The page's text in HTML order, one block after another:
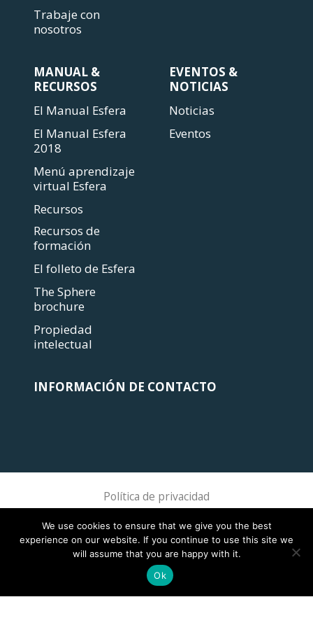
Trabaje con
nosotros
MANUAL &
RECURSOS
El Manual Esfera
El Manual Esfera
2018
Menú aprendizaje
virtual Esfera
Recursos
Recursos de
formación
El folleto de Esfera
The Sphere
brochure
Propiedad
intelectual
EVENTOS &
NOTICIAS
Noticias
Eventos
INFORMACIÓN DE CONTACTO
Política de privacidad
We use cookies to ensure that we give you the best
experience on our website. If you continue to use this site we
will assume that you are happy with it.
Ok